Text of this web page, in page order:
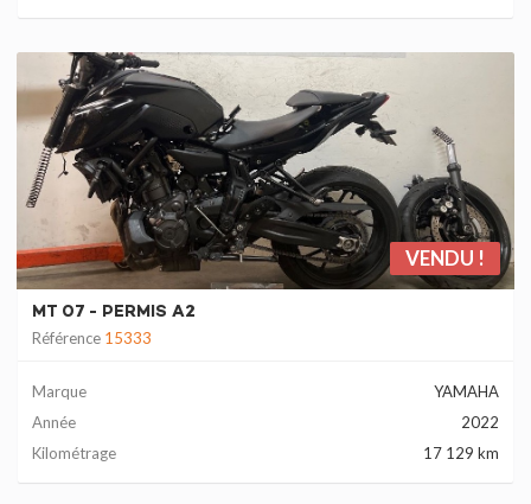
VENDU !
MT 07 - PERMIS A2
Référence 15333
Marque
YAMAHA
Année
2022
Kilométrage
17 129 km